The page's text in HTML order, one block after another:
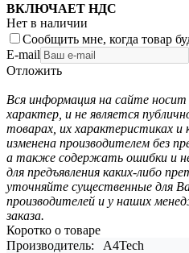
ВКЛЮЧАЕТ НДС
Нет в наличии
Сообщить мне, когда товар
E-mail
Отложить
Вся информация на сайте
характер, и не является
товарах, их характеристиках
изменена производителем без
а также содержать ошибки и
для предъявления каких-либо
уточняйте существенные для
производителей и у наших
заказа.
Коротко о товаре
Производитель:
A4Tech